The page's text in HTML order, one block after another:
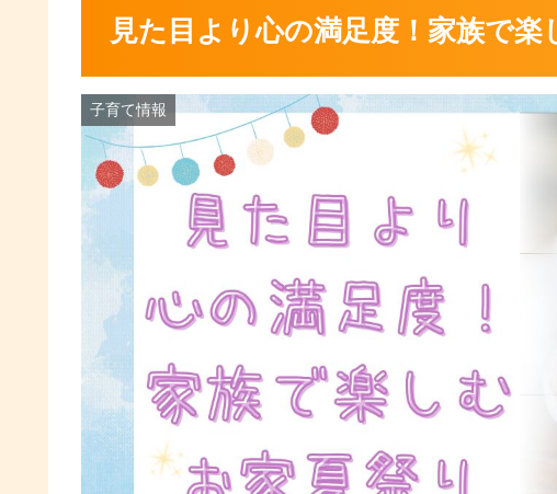
見た目より心の満足度！家族で楽
子育て情報